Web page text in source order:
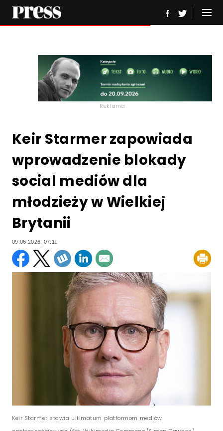
Reklama
Keir Starmer zapowiada
wprowadzenie blokady
social mediów dla
młodzieży w Wielkiej
Brytanii
09.06.2026, 07:11
Keir Starmer stawia ultimatum platformom mediów